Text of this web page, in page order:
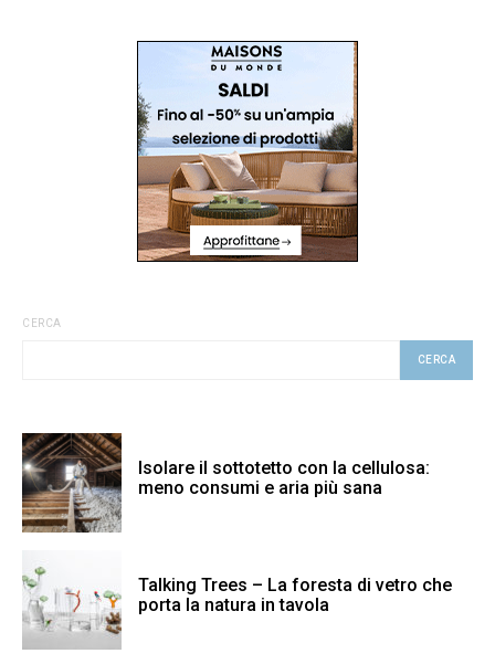
CERCA
CERCA
Isolare il sottotetto con la cellulosa:
meno consumi e aria più sana
Talking Trees – La foresta di vetro che
porta la natura in tavola